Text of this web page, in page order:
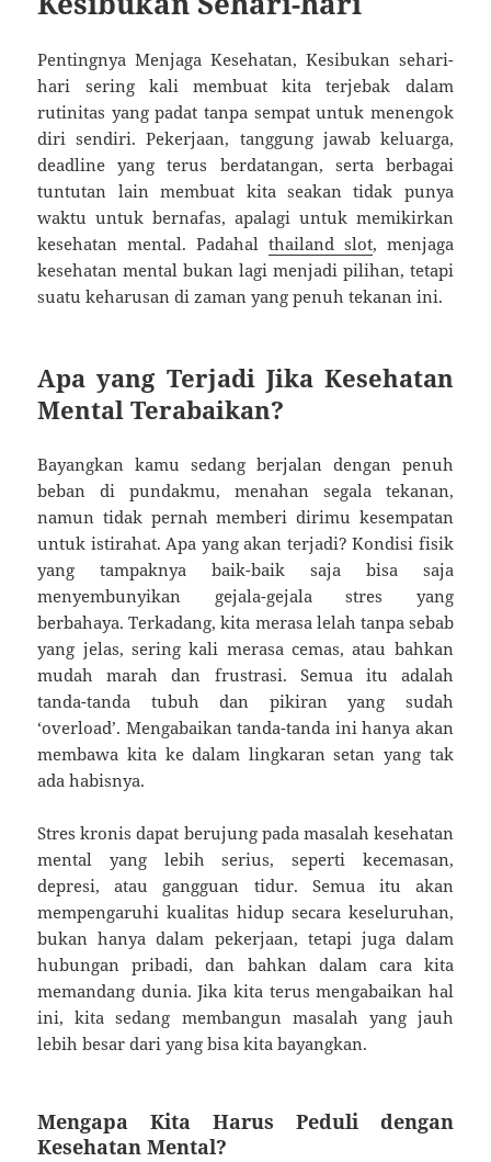
Pentingnya Menjaga Kesehatan, Kesibukan sehari-
hari sering kali membuat kita terjebak dalam
rutinitas yang padat tanpa sempat untuk menengok
diri sendiri. Pekerjaan, tanggung jawab keluarga,
deadline yang terus berdatangan, serta berbagai
tuntutan lain membuat kita seakan tidak punya
waktu untuk bernafas, apalagi untuk memikirkan
kesehatan mental. Padahal thailand slot, menjaga
kesehatan mental bukan lagi menjadi pilihan, tetapi
suatu keharusan di zaman yang penuh tekanan ini.
Apa yang Terjadi Jika Kesehatan
Mental Terabaikan?
Bayangkan kamu sedang berjalan dengan penuh
beban di pundakmu, menahan segala tekanan,
namun tidak pernah memberi dirimu kesempatan
untuk istirahat. Apa yang akan terjadi? Kondisi fisik
yang tampaknya baik-baik saja bisa saja
menyembunyikan gejala-gejala stres yang
berbahaya. Terkadang, kita merasa lelah tanpa sebab
yang jelas, sering kali merasa cemas, atau bahkan
mudah marah dan frustrasi. Semua itu adalah
tanda-tanda tubuh dan pikiran yang sudah
‘overload’. Mengabaikan tanda-tanda ini hanya akan
membawa kita ke dalam lingkaran setan yang tak
ada habisnya.
Stres kronis dapat berujung pada masalah kesehatan
mental yang lebih serius, seperti kecemasan,
depresi, atau gangguan tidur. Semua itu akan
mempengaruhi kualitas hidup secara keseluruhan,
bukan hanya dalam pekerjaan, tetapi juga dalam
hubungan pribadi, dan bahkan dalam cara kita
memandang dunia. Jika kita terus mengabaikan hal
ini, kita sedang membangun masalah yang jauh
lebih besar dari yang bisa kita bayangkan.
Mengapa Kita Harus Peduli dengan
Kesehatan Mental?